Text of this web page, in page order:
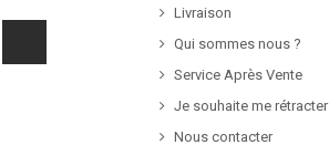
Livraison
Qui sommes nous ?
Service Après Vente
Je souhaite me rétracter
Nous contacter